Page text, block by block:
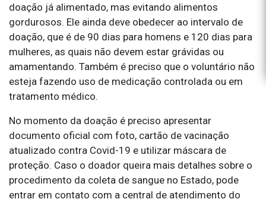
doação já alimentado, mas evitando alimentos
gordurosos. Ele ainda deve obedecer ao intervalo de
doação, que é de 90 dias para homens e 120 dias para
mulheres, as quais não devem estar grávidas ou
amamentando. Também é preciso que o voluntário não
esteja fazendo uso de medicação controlada ou em
tratamento médico.
No momento da doação é preciso apresentar
documento oficial com foto, cartão de vacinação
atualizado contra Covid-19 e utilizar máscara de
proteção. Caso o doador queira mais detalhes sobre o
procedimento da coleta de sangue no Estado, pode
entrar em contato com a central de atendimento do